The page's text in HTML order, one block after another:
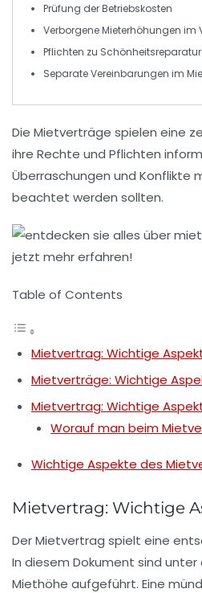
Prüfung derBetriebskosten
VerborgeneMieterhöhungen im
Pflichten zu
SeparateVereinbarungen im
Die Mietverträge spielen eine
ihre Rechte und Pflichten
Überraschungen und Konflikte
beachtet werden sollten.
Table of Contents
Mietvertrag: Wichtige
Mietverträge: Wichtige
Mietvertrag: Wichtige
Worauf man beim
Wichtige Aspekte des
Mietvertrag: Wichtige
DerMietvertrag spielt eine
In diesem Dokument sind
Miethöhe aufgeführt. Eine